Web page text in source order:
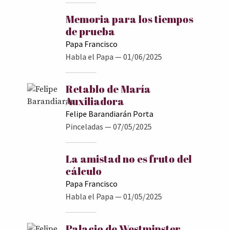
Memoria para los tiempos
de prueba
Papa Francisco
Habla el Papa — 01/06/2025
Retablo de María
Auxiliadora
Felipe Barandiarán Porta
Pinceladas — 07/05/2025
La amistad no es fruto del
cálculo
Papa Francisco
Habla el Papa — 01/05/2025